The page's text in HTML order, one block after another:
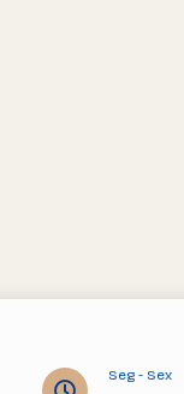
Seg - Sex